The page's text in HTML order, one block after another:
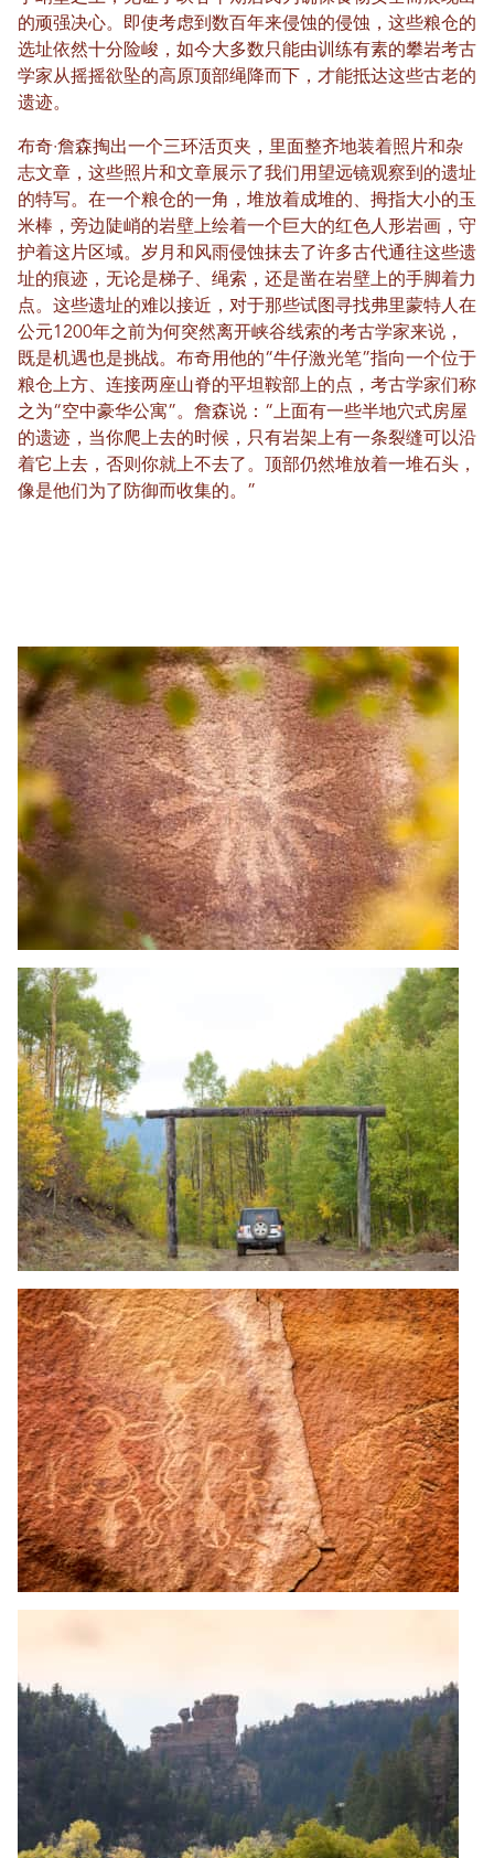
的顽强决心。即使考虑到数百年来侵蚀的侵蚀，这些粮仓的
选址依然十分险峻，如今大多数只能由训练有素的攀岩考古
学家从摇摇欲坠的高原顶部绳降而下，才能抵达这些古老的
遗迹。
布奇·詹森掏出一个三环活页夹，里面整齐地装着照片和杂
志文章，这些照片和文章展示了我们用望远镜观察到的遗址
的特写。在一个粮仓的一角，堆放着成堆的、拇指大小的玉
米棒，旁边陡峭的岩壁上绘着一个巨大的红色人形岩画，守
护着这片区域。岁月和风雨侵蚀抹去了许多古代通往这些遗
址的痕迹，无论是梯子、绳索，还是凿在岩壁上的手脚着力
点。这些遗址的难以接近，对于那些试图寻找弗里蒙特人在
公元1200年之前为何突然离开峡谷线索的考古学家来说，
既是机遇也是挑战。布奇用他的“牛仔激光笔”指向一个位于
粮仓上方、连接两座山脊的平坦鞍部上的点，考古学家们称
之为“空中豪华公寓”。詹森说：“上面有一些半地穴式房屋
的遗迹，当你爬上去的时候，只有岩架上有一条裂缝可以沿
着它上去，否则你就上不去了。顶部仍然堆放着一堆石头，
像是他们为了防御而收集的。”